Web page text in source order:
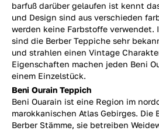
barfuß darüber gelaufen ist kennt
und Design sind aus verschieden
werden keine Farbstoffe verwendet.
sind die Berber Teppiche sehr
und strahlen einen Vintage
Eigenschaften machen jeden Beni
einem Einzelstück.
Beni Ourain Teppich
Beni Ouarain ist eine Region im
marokkanischen Atlas Gebirges. Die
Berber Stämme, sie betreiben